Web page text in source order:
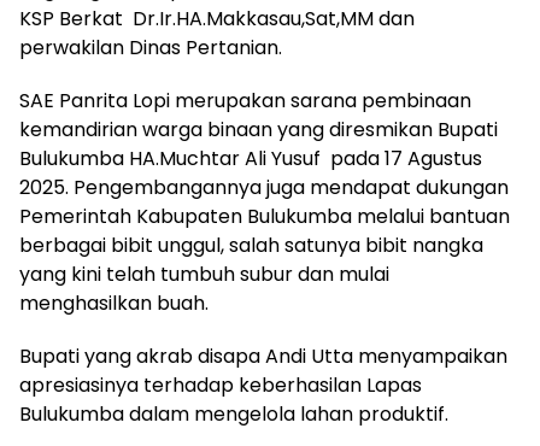
KSP Berkat Dr.Ir.HA.Makkasau,Sat,MM dan
perwakilan Dinas Pertanian.
SAE Panrita Lopi merupakan sarana pembinaan
kemandirian warga binaan yang diresmikan Bupati
Bulukumba HA.Muchtar Ali Yusuf pada 17 Agustus
2025. Pengembangannya juga mendapat dukungan
Pemerintah Kabupaten Bulukumba melalui bantuan
berbagai bibit unggul, salah satunya bibit nangka
yang kini telah tumbuh subur dan mulai
menghasilkan buah.
Bupati yang akrab disapa Andi Utta menyampaikan
apresiasinya terhadap keberhasilan Lapas
Bulukumba dalam mengelola lahan produktif.